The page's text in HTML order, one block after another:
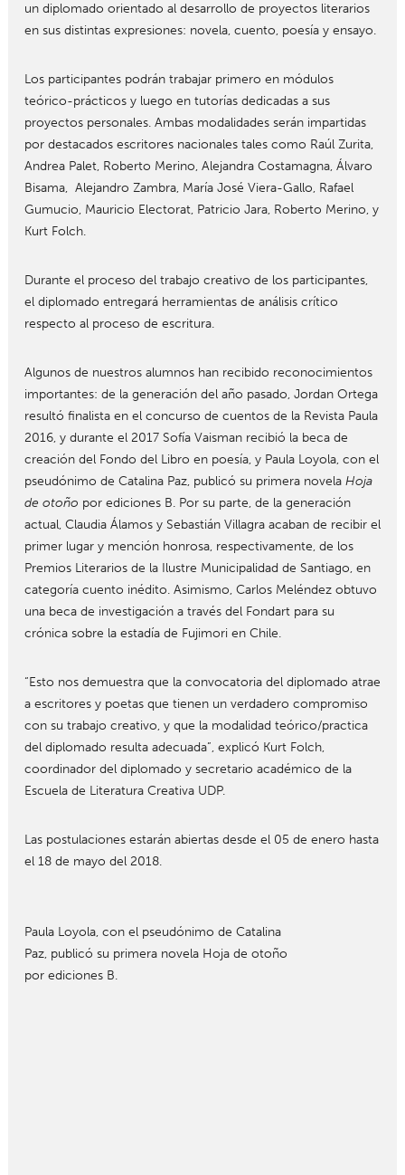
un diplomado orientado al desarrollo de proyectos literarios
en sus distintas expresiones: novela, cuento, poesía y ensayo.
Los participantes podrán trabajar primero en módulos
teórico-prácticos y luego en tutorías dedicadas a sus
proyectos personales. Ambas modalidades serán impartidas
por destacados escritores nacionales tales como Raúl Zurita,
Andrea Palet, Roberto Merino, Alejandra Costamagna, Álvaro
Bisama, Alejandro Zambra, María José Viera-Gallo, Rafael
Gumucio, Mauricio Electorat, Patricio Jara, Roberto Merino, y
Kurt Folch.
Durante el proceso del trabajo creativo de los participantes,
el diplomado entregará herramientas de análisis crítico
respecto al proceso de escritura.
Algunos de nuestros alumnos han recibido reconocimientos
importantes: de la generación del año pasado, Jordan Ortega
resultó finalista en el concurso de cuentos de la Revista Paula
2016, y durante el 2017 Sofía Vaisman recibió la beca de
creación del Fondo del Libro en poesía, y Paula Loyola, con el
pseudónimo de Catalina Paz, publicó su primera novela Hoja
de otoño por ediciones B. Por su parte, de la generación
actual, Claudia Álamos y Sebastián Villagra acaban de recibir el
primer lugar y mención honrosa, respectivamente, de los
Premios Literarios de la Ilustre Municipalidad de Santiago, en
categoría cuento inédito. Asimismo, Carlos Meléndez obtuvo
una beca de investigación a través del Fondart para su
crónica sobre la estadía de Fujimori en Chile.
“Esto nos demuestra que la convocatoria del diplomado atrae
a escritores y poetas que tienen un verdadero compromiso
con su trabajo creativo, y que la modalidad teórico/practica
del diplomado resulta adecuada”, explicó Kurt Folch,
coordinador del diplomado y secretario académico de la
Escuela de Literatura Creativa UDP.
Las postulaciones estarán abiertas desde el 05 de enero hasta
el 18 de mayo del 2018.
Paula Loyola, con el pseudónimo de Catalina
Paz, publicó su primera novela Hoja de otoño
por ediciones B.